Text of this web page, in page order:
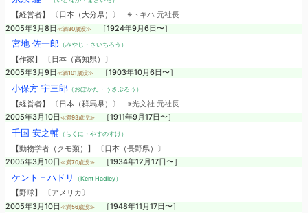
【経営者】 〔日本（大分県）〕 ※トキハ 元社長
2005年3月8日 ≪満80歳没≫ ［1924年9月6日〜］
宮地 佐一郎（みやじ・さいちろう）
【作家】 〔日本（高知県）〕
2005年3月9日 ≪満101歳没≫ ［1903年10月6日〜］
小保方 宇三郎（おぼかた・うさぶろう）
【経営者】 〔日本（群馬県）〕 ※光文社 元社長
2005年3月10日 ≪満93歳没≫ ［1911年9月17日〜］
千国 安之輔 （ちくに・やすのすけ）
【動物学者（クモ類）】 〔日本（長野県）〕
2005年3月10日 ≪満70歳没≫ ［1934年12月17日〜］
ケント＝ハドリ （Kent Hadley）
【野球】 〔アメリカ〕
2005年3月10日 ≪満56歳没≫ ［1948年11月17日〜］